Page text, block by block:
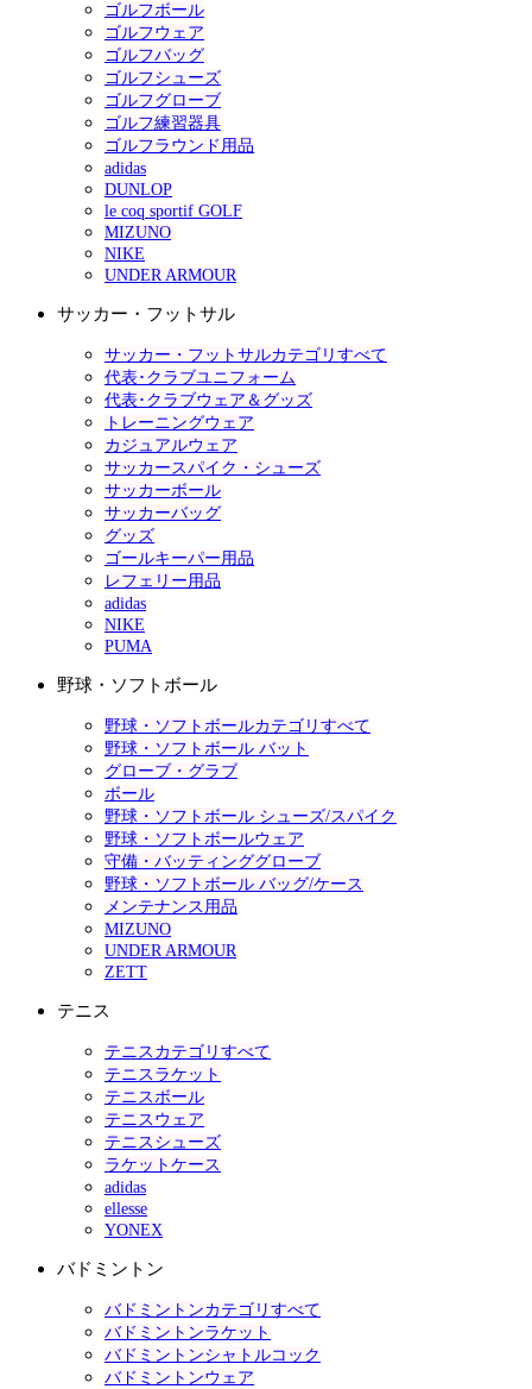
ゴルフボール
ゴルフウェア
ゴルフバッグ
ゴルフシューズ
ゴルフグローブ
ゴルフ練習器具
ゴルフラウンド用品
adidas
DUNLOP
le coq sportif GOLF
MIZUNO
NIKE
UNDER ARMOUR
サッカー・フットサル
サッカー・フットサルカテゴリすべて
代表･クラブユニフォーム
代表･クラブウェア＆グッズ
トレーニングウェア
カジュアルウェア
サッカースパイク・シューズ
サッカーボール
サッカーバッグ
グッズ
ゴールキーパー用品
レフェリー用品
adidas
NIKE
PUMA
野球・ソフトボール
野球・ソフトボールカテゴリすべて
野球・ソフトボール バット
グローブ・グラブ
ボール
野球・ソフトボール シューズ/スパイク
野球・ソフトボールウェア
守備・バッティンググローブ
野球・ソフトボール バッグ/ケース
メンテナンス用品
MIZUNO
UNDER ARMOUR
ZETT
テニス
テニスカテゴリすべて
テニスラケット
テニスボール
テニスウェア
テニスシューズ
ラケットケース
adidas
ellesse
YONEX
バドミントン
バドミントンカテゴリすべて
バドミントンラケット
バドミントンシャトルコック
バドミントンウェア